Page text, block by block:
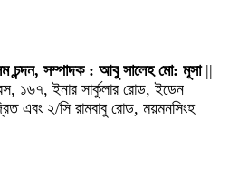
সম্পাদক : আবু সালেহ মো: মূসা||
১৬৭, ইনার সার্কুলার রোড, ইডেন
এবং ২/সি রামবাবু রোড, ময়মনসিংহ